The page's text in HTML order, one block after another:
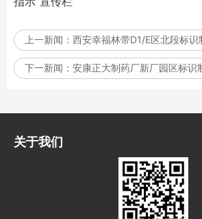
上一新闻： 西安幸福林带D1/E区北段标识
下一新闻： 安康正大制药厂新厂园区标识
关于我们